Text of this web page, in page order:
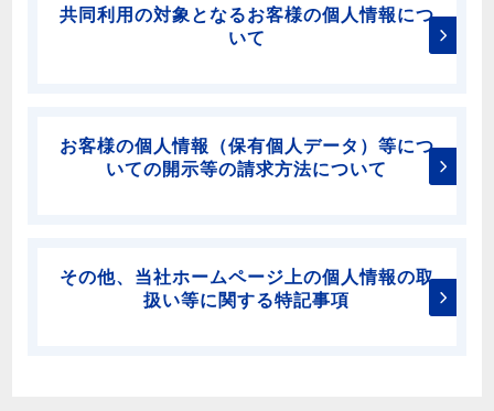
共同利用の対象となるお客様の個人情報につ
いて
お客様の個人情報（保有個人データ）等につ
いての開示等の請求方法について
その他、当社ホームページ上の個人情報の取
扱い等に関する特記事項